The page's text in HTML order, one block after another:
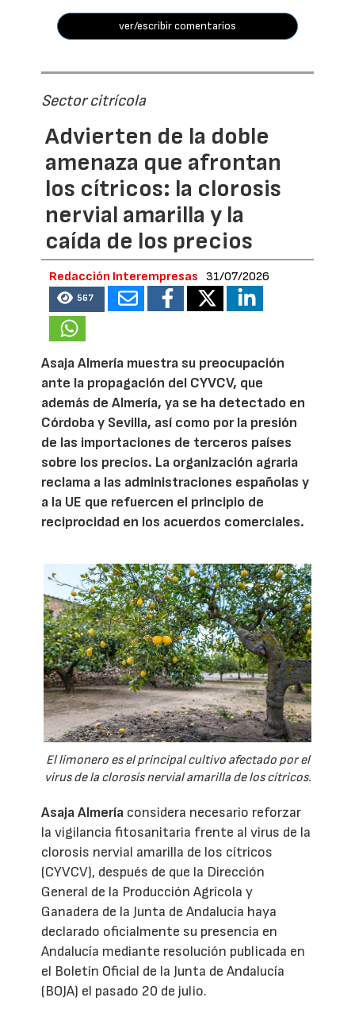
ver/escribir comentarios
Sector citrícola
Advierten de la doble
amenaza que afrontan
los cítricos: la clorosis
nervial amarilla y la
caída de los precios
Redacción Interempresas 31/07/2026
567
Asaja Almería muestra su preocupación
ante la propagación del CYVCV, que
además de Almería, ya se ha detectado en
Córdoba y Sevilla, así como por la presión
de las importaciones de terceros países
sobre los precios. La organización agraria
reclama a las administraciones españolas y
a la UE que refuercen el principio de
reciprocidad en los acuerdos comerciales.
El limonero es el principal cultivo afectado por el
virus de la clorosis nervial amarilla de los cítricos.
Asaja Almería considera necesario reforzar
la vigilancia fitosanitaria frente al virus de la
clorosis nervial amarilla de los cítricos
(CYVCV), después de que la Dirección
General de la Producción Agrícola y
Ganadera de la Junta de Andalucía haya
declarado oficialmente su presencia en
Andalucía mediante resolución publicada en
el Boletín Oficial de la Junta de Andalucía
(BOJA) el pasado 20 de julio.